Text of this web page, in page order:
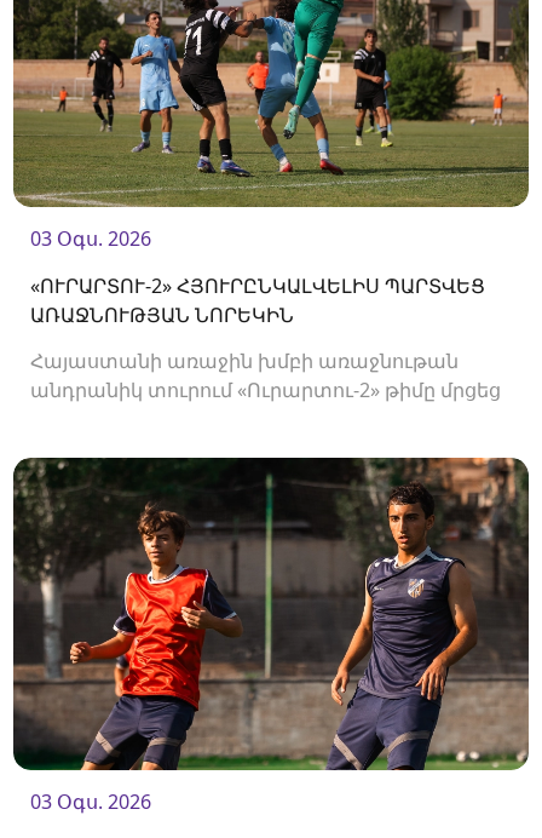
03 Օգս. 2026
«ՈՒՐԱՐՏՈՒ-2» ՀՅՈՒՐԸՆԿԱԼՎԵԼԻՍ ՊԱՐՏՎԵՑ
ԱՌԱՋՆՈՒԹՅԱՆ ՆՈՐԵԿԻՆ
Հայաստանի առաջին խմբի առաջնութան
անդրանիկ տուրում «Ուրարտու-2» թիմը մրցեց
03 Օգս. 2026